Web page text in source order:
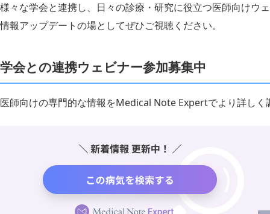
様々な学会と連携し、日々の診療・研究に役立つ医師向けウ
情報アップデートの場としてぜひご視聴ください。
学会との連携ウェビナー参加募集中
医師向けの専門的な情報をMedical Note Expertでより詳しく